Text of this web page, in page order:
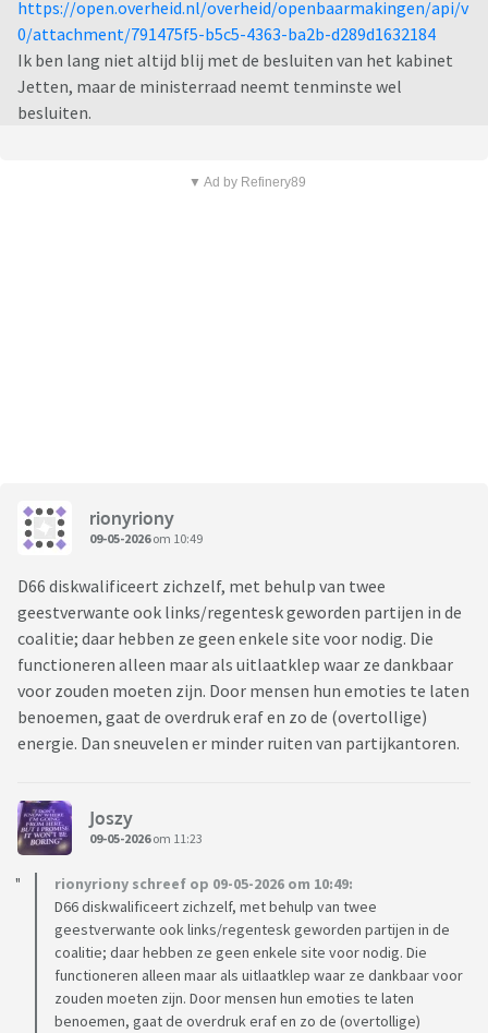
https://open.overheid.nl/overheid/openbaarmakingen/api/v
0/attachment/791475f5-b5c5-4363-ba2b-d289d1632184
Ik ben lang niet altijd blij met de besluiten van het kabinet
Jetten, maar de ministerraad neemt tenminste wel
besluiten.
▼ Ad by Refinery89
rionyriony
09-05-2026om 10:49
D66 diskwalificeert zichzelf, met behulp van twee
geestverwante ook links/regentesk geworden partijen in de
coalitie; daar hebben ze geen enkele site voor nodig. Die
functioneren alleen maar als uitlaatklep waar ze dankbaar
voor zouden moeten zijn. Door mensen hun emoties te laten
benoemen, gaat de overdruk eraf en zo de (overtollige)
energie. Dan sneuvelen er minder ruiten van partijkantoren.
Joszy
09-05-2026om 11:23
rionyriony schreef op 09-05-2026 om 10:49:
D66 diskwalificeert zichzelf, met behulp van twee
geestverwante ook links/regentesk geworden partijen in de
coalitie; daar hebben ze geen enkele site voor nodig. Die
functioneren alleen maar als uitlaatklep waar ze dankbaar voor
zouden moeten zijn. Door mensen hun emoties te laten
benoemen, gaat de overdruk eraf en zo de (overtollige)